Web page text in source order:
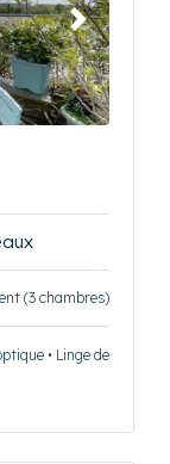
Suivant
(3 chambres)
• Linge de